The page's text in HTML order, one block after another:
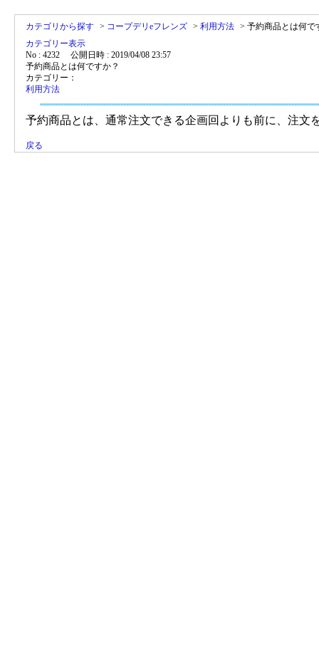
カテゴリから探す > コープデリeフレンズ > 利用方法 > 予約商品とは何で
カテゴリー表示
No : 4232
公開日時 : 2019/04/08 23:57
予約商品とは何ですか？
カテゴリー：
利用方法
予約商品とは、通常注文できる企画回よりも前に、注
戻る